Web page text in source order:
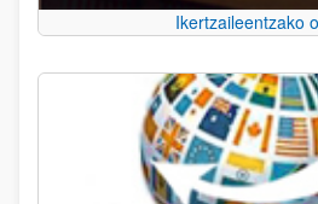
Ikertzaileentzako